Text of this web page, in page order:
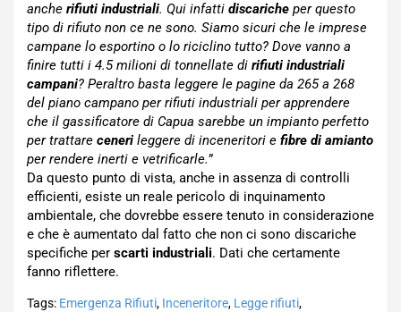
anche rifiuti industriali. Qui infatti discariche per questo
tipo di rifiuto non ce ne sono. Siamo sicuri che le imprese
campane lo esportino o lo riciclino tutto? Dove vanno a
finire tutti i 4.5 milioni di tonnellate di rifiuti industriali
campani? Peraltro basta leggere le pagine da 265 a 268
del piano campano per rifiuti industriali per apprendere
che il gassificatore di Capua sarebbe un impianto perfetto
per trattare ceneri leggere di inceneritori e fibre di amianto
per rendere inerti e vetrificarle.”
Da questo punto di vista, anche in assenza di controlli
efficienti, esiste un reale pericolo di inquinamento
ambientale, che dovrebbe essere tenuto in considerazione
e che è aumentato dal fatto che non ci sono discariche
specifiche per scarti industriali. Dati che certamente
fanno riflettere.
Tags: Emergenza Rifiuti, Inceneritore, Legge rifiuti,